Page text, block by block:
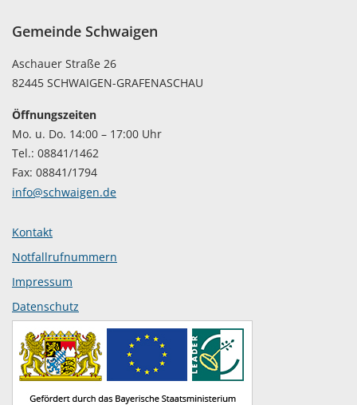
Gemeinde Schwaigen
Aschauer Straße 26
82445 SCHWAIGEN-GRAFENASCHAU
Öffnungszeiten
Mo. u. Do. 14:00 – 17:00 Uhr
Tel.: 08841/1462
Fax: 08841/1794
info@schwaigen.de
Kontakt
Notfallrufnummern
Impressum
Datenschutz